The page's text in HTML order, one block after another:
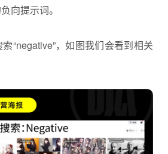
向提示词。
“negative”，如图我们会看到相关